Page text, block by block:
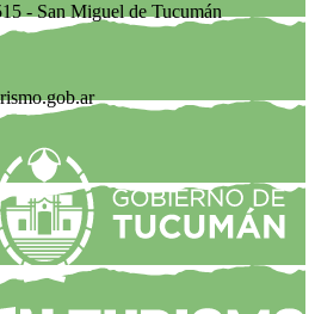
- San Miguel de Tucumán